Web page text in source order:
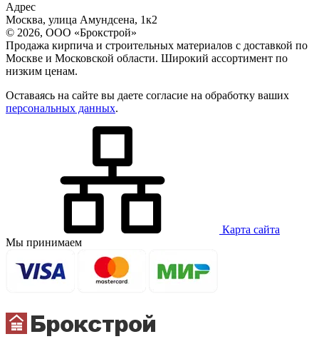
Адрес
Москва, улица Амундсена, 1к2
© 2026, ООО «Брокстрой»
Продажа кирпича и строительных материалов с доставкой по
Москве и Московской области. Широкий ассортимент по
низким ценам.
Оставаясь на сайте вы даете согласие на обработку ваших
персональных данных.
Карта сайта
Мы принимаем